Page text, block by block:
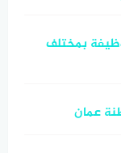
وزارة الدفاع 1443 للجنسين 2181 وظيفة بمختلف
عمان